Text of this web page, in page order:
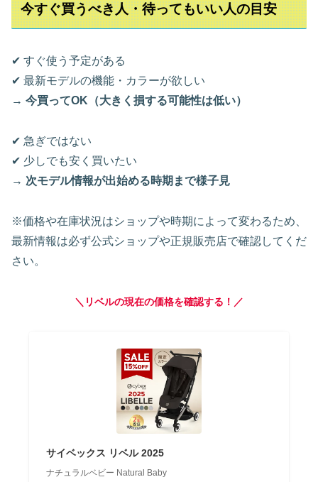
今すぐ買うべき人・待ってもいい人の目安
✔ すぐ使う予定がある
✔ 最新モデルの機能・カラーが欲しい
→ 今買ってOK（大きく損する可能性は低い）
✔ 急ぎではない
✔ 少しでも安く買いたい
→ 次モデル情報が出始める時期まで様子見
※価格や在庫状況はショップや時期によって変わるため、
最新情報は必ず公式ショップや正規販売店で確認してくだ
さい。
＼リベルの現在の価格を確認する！／
サイベックス リベル 2025
ナチュラルベビー Natural Baby